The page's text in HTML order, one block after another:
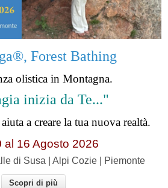
Forest Bathing
olistica in Montagna.
inizia da Te..."
a creare la tua nuova realtà.
al 16 Agosto 2026
di Susa | Alpi Cozie | Piemonte
Scopri di più